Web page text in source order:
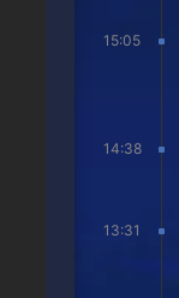
15:05
14:38
13:31